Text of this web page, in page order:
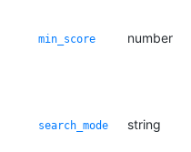
min_score number
search_mode string